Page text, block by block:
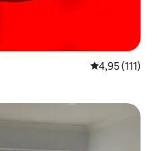
Gemiddelde
4,95 (111)